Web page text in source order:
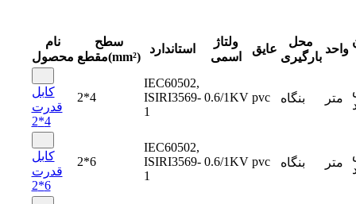
نام
محصول
سطح
مقطع(mm²)
استاندارد
ولتاژ
اسمی
عایق
محل
بارگیری
واحد
کابل
قدرت
4*2
2*4
IEC60502,
ISIRI3569-
1
0.6/1KV pvc بنگاه متر
کابل
قدرت
6*2
2*6
IEC60502,
ISIRI3569-
1
0.6/1KV pvc بنگاه متر